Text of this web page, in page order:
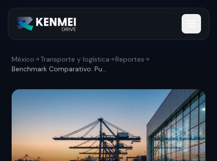
México Transporte y logística
Reportes
Benchmark Comparativo: Puertos, platafor...